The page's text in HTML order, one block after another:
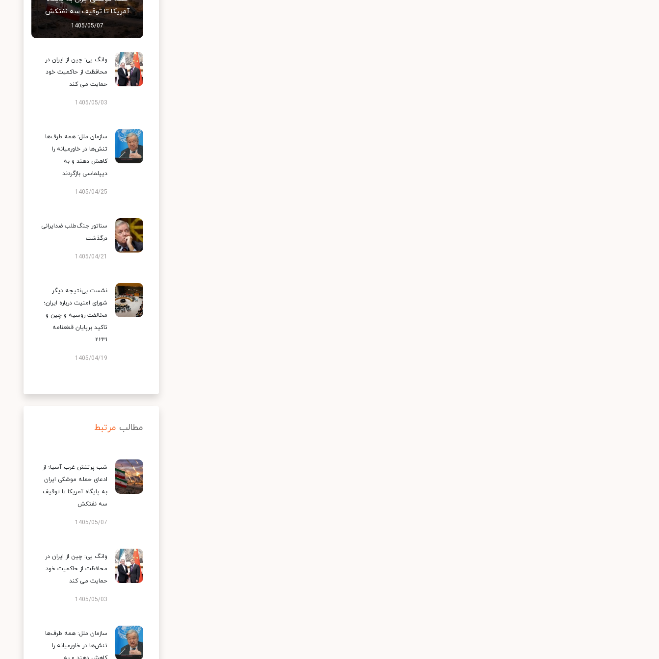
آمریکا تا توقیف سه نفتکش
1405/05/07
وانگ یی: چین از ایران در
محافظت از حاکمیت خود
حمایت می کند
1405/05/03
سازمان ملل: همه طرف‌ها
تنش‌ها در خاورمیانه را
کاهش دهند و به
دیپلماسی بازگردند
1405/04/25
سناتور جنگ‌طلب ضدایرانی
درگذشت
1405/04/21
نشست بی‌نتیجه دیگر
شورای امنیت درباره ایران؛
مخالفت روسیه و چین و
تاکید برپایان قطعنامه
۲۲۳۱
1405/04/19
مطالب مرتبط
شب پرتنش غرب آسیا؛ از
ادعای حمله موشکی ایران
به پایگاه آمریکا تا توقیف
سه نفتکش
1405/05/07
وانگ یی: چین از ایران در
محافظت از حاکمیت خود
حمایت می کند
1405/05/03
سازمان ملل: همه طرف‌ها
تنش‌ها در خاورمیانه را